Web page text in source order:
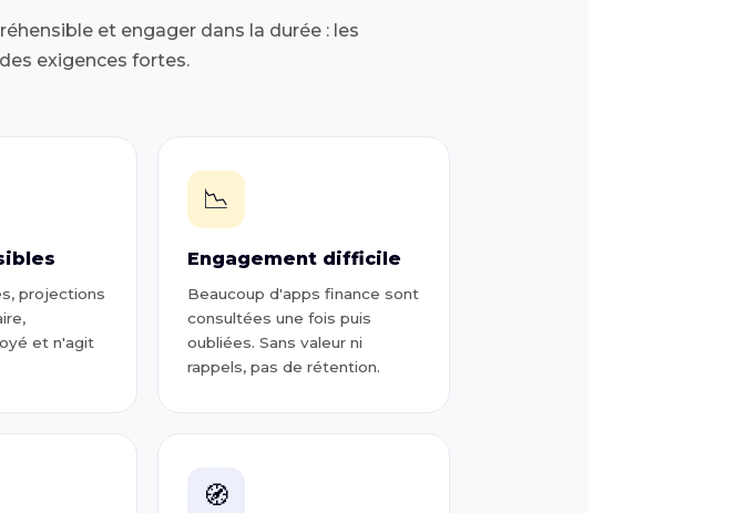
et engager dans la durée : les
exigences fortes.
projections
et n'agit
📉
Engagement difficile
Beaucoup d'apps finance sont
consultées une fois puis
oubliées. Sans valeur ni
rappels, pas de rétention.
🧭